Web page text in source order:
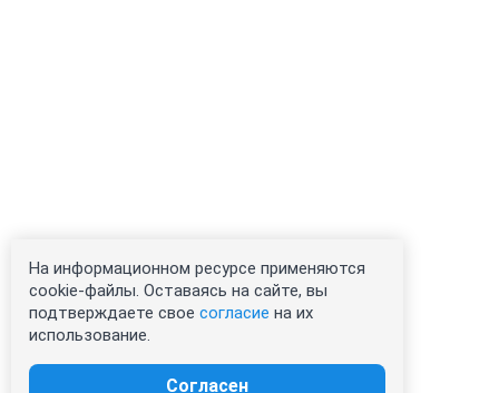
На информационном ресурсе применяются
cookie-файлы. Оставаясь на сайте, вы
подтверждаете свое согласие на их
использование.
Согласен